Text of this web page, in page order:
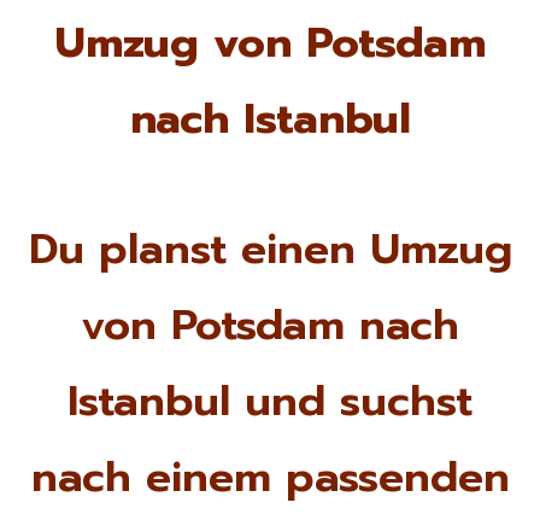
Umzug von Potsdam
nach Istanbul
Du planst einen Umzug
von Potsdam nach
Istanbul und suchst
nach einem passenden